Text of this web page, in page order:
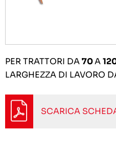
PER TRATTORI DA70A
LARGHEZZA DI LAVORO
SCARICA